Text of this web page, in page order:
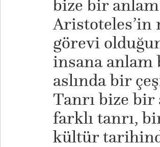
bize bir
Aristoteles’in
görevi
insana anlam
aslında bir
Tanrı bize
farklı tanrı,
kültür